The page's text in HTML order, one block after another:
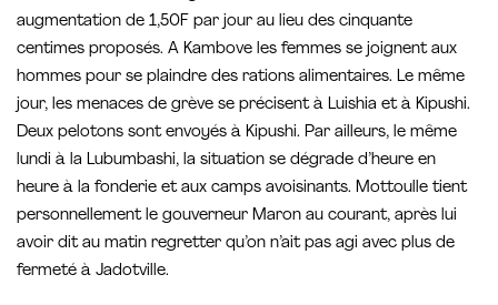
augmentation de 1,50F par jour au lieu des cinquante
centimes proposés. A Kambove les femmes se joignent aux
hommes pour se plaindre des rations alimentaires. Le même
jour, les menaces de grève se précisent à Luishia et à Kipushi.
Deux pelotons sont envoyés à Kipushi. Par ailleurs, le même
lundi à la Lubumbashi, la situation se dégrade d’heure en
heure à la fonderie et aux camps avoisinants. Mottoulle tient
personnellement le gouverneur Maron au courant, après lui
avoir dit au matin regretter qu’on n’ait pas agi avec plus de
fermeté à Jadotville.